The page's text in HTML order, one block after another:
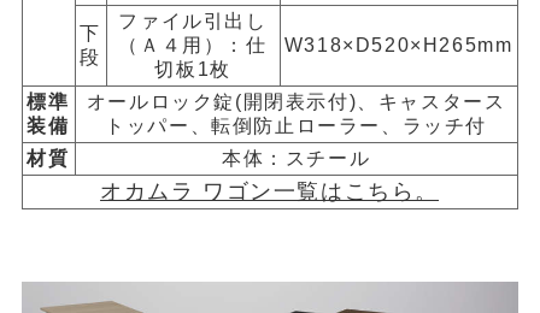
下
段
ファイル引出し
（Ａ４用）：仕
切板1枚
W318×D520×H265mm
標準
装備
オールロック錠(開閉表示付)、キャスタース
トッパー、転倒防止ローラー、ラッチ付
材質
本体：スチール
オカムラ ワゴン一覧はこちら。